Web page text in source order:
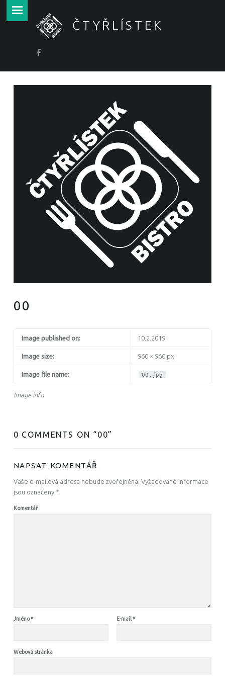
ČTYŘLÍSTEK
00
Image info
Image published on: 10.2.2019
Image size: 960 × 960 px
Image file name: 00.jpg
0 COMMENTS ON “00”
NAPSAT KOMENTÁŘ
Vaše e-mailová adresa nebude zveřejněna. Vyžadované informace
jsou označeny *
Komentář
Jméno* E-mail*
Webová stránka